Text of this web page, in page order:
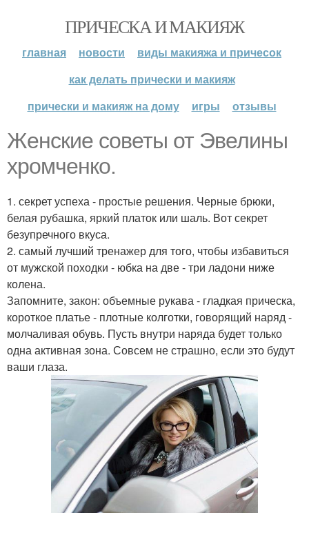
ПРИЧЕСКА И МАКИЯЖ
главная новости
виды макияжа и причесок
как делать прически и макияж
прически и макияж на дому
игры отзывы
Женские советы от Эвелины
хромченко.
1. секрет успеха - простые решения. Черные брюки,
белая рубашка, яркий платок или шаль. Вот секрет
безупречного вкуса.
2. самый лучший тренажер для того, чтобы избавиться
от мужской походки - юбка на две - три ладони ниже
колена.
Запомните, закон: объемные рукава - гладкая прическа,
короткое платье - плотные колготки, говорящий наряд -
молчаливая обувь. Пусть внутри наряда будет только
одна активная зона. Совсем не страшно, если это будут
ваши глаза.